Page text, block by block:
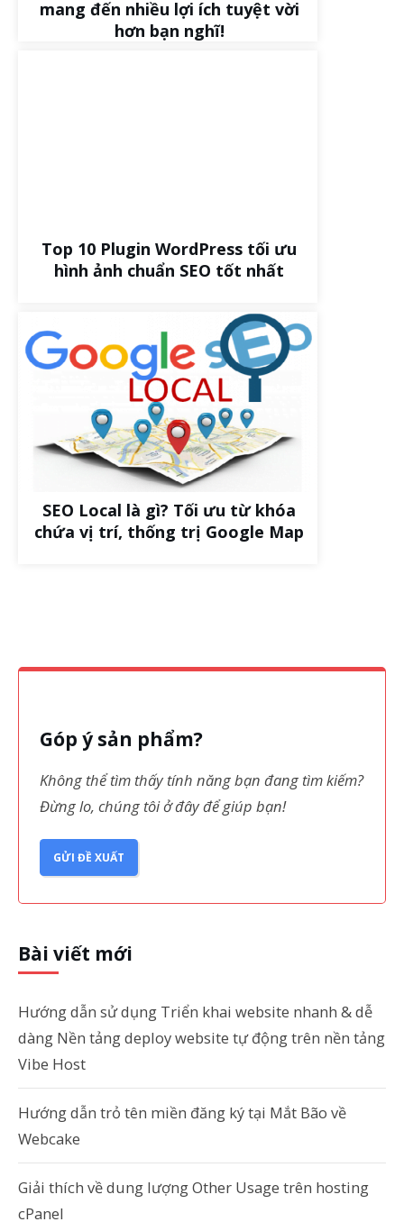
mang đến nhiều lợi ích tuyệt vời
hơn bạn nghĩ!
Top 10 Plugin WordPress tối ưu
hình ảnh chuẩn SEO tốt nhất
SEO Local là gì? Tối ưu từ khóa
chứa vị trí, thống trị Google Map
Góp ý sản phẩm?
Không thể tìm thấy tính năng bạn đang tìm kiếm?
Đừng lo, chúng tôi ở đây để giúp bạn!
GỬI ĐỀ XUẤT
Bài viết mới
Hướng dẫn sử dụng Triển khai website nhanh & dễ
dàng Nền tảng deploy website tự động trên nền tảng
Vibe Host
Hướng dẫn trỏ tên miền đăng ký tại Mắt Bão về
Webcake
Giải thích về dung lượng Other Usage trên hosting
cPanel